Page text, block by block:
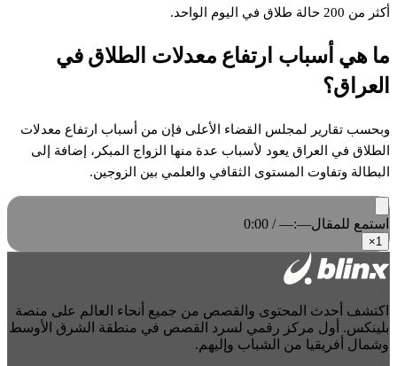
أكثر من 200 حالة طلاق في اليوم الواحد.
ما هي أسباب ارتفاع معدلات الطلاق في
العراق؟
وبحسب تقارير لمجلس القضاء الأعلى فإن من أسباب ارتفاع معدلات
الطلاق في العراق يعود لأسباب عدة منها الزواج المبكر، إضافة إلى
البطالة وتفاوت المستوى الثقافي والعلمي بين الزوجين.
استمع للمقال0:00 / —:—
1
×
اكتشف أحدث المحتوى والقصص من جميع أنحاء العالم على منصة
بلينكس. أول مركز رقمي لسرد القصص في منطقة الشرق الأوسط
وشمال أفريقيا من الشباب وإليهم.